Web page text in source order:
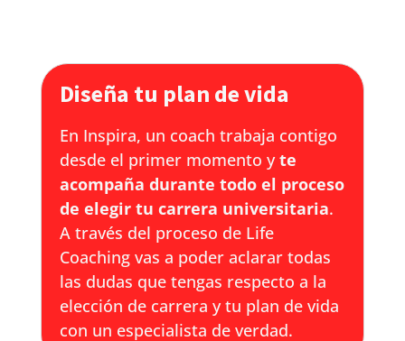
Diseña tu plan de vida
En Inspira, un coach trabaja contigo
desde el primer momento yte
acompaña durante todo el proceso
de elegir tu carrera universitaria.
A través del proceso de Life
Coaching vas a poder aclarar todas
las dudas que tengas respecto a la
elección de carrera y tu plan de vida
con un especialista de verdad.